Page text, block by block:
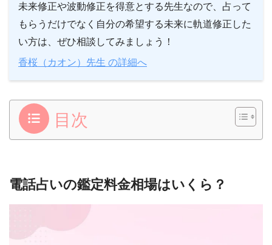
未来修正や波動修正を得意とする先生なので、占って
もらうだけでなく自分の希望する未来に軌道修正した
い方は、ぜひ相談してみましょう！
香桜（カオン）先生 の詳細へ
目次
電話占いの鑑定料金相場はいくら？